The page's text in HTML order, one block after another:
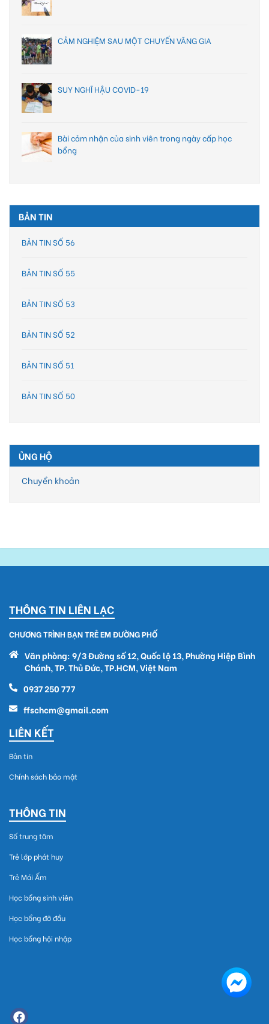
CẢM NGHIỆM SAU MỘT CHUYẾN VÃNG GIA
SUY NGHĨ HẬU COVID-19
Bài cảm nhận của sinh viên trong ngày cấp học
bổng
BẢN TIN
BẢN TIN SỐ 56
BẢN TIN SỐ 55
BẢN TIN SỐ 53
BẢN TIN SỐ 52
BẢN TIN SỐ 51
BẢN TIN SỐ 50
ỦNG HỘ
Chuyển khoản
THÔNG TIN LIÊN LẠC
CHƯƠNG TRÌNH BẠN TRẺ EM ĐƯỜNG PHỐ
Văn phòng: 9/3 Đường số 12, Quốc lộ 13, Phường Hiệp Bình
Chánh, TP. Thủ Đức, TP.HCM, Việt Nam
0937 250 777
ffschcm@gmail.com
LIÊN KẾT
Bản tin
Chính sách bảo mật
THÔNG TIN
Số trung tâm
Trẻ lớp phát huy
Trẻ Mái Ấm
Học bổng sinh viên
Học bổng đỡ đầu
Học bổng hội nhập